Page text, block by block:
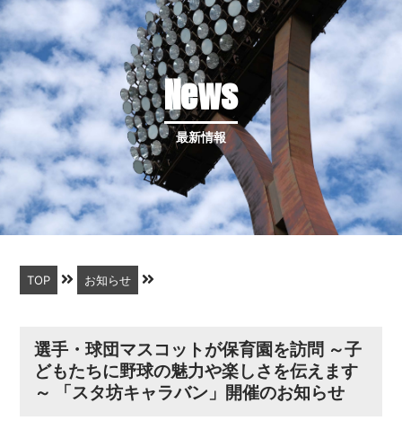
News
最新情報
TOP お知らせ
選手・球団マスコットが保育園を訪問 ～子
どもたちに野球の魅力や楽しさを伝えます
～ 「スタ坊キャラバン」開催のお知らせ